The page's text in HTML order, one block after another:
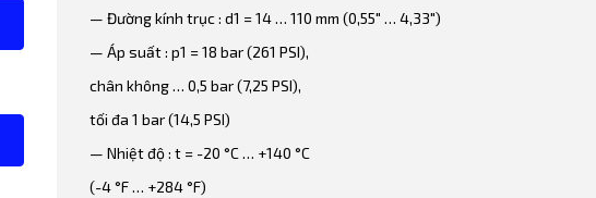
— Đường kính trục : d1 = 14 … 110 mm (0,55″ … 4,33″)
— Áp suất : p1 = 18 bar (261 PSI),
chân không … 0,5 bar (7,25 PSI),
tối đa 1 bar (14,5 PSI)
— Nhiệt độ : t = -20 °C … +140 °C
(-4 °F … +284 °F)